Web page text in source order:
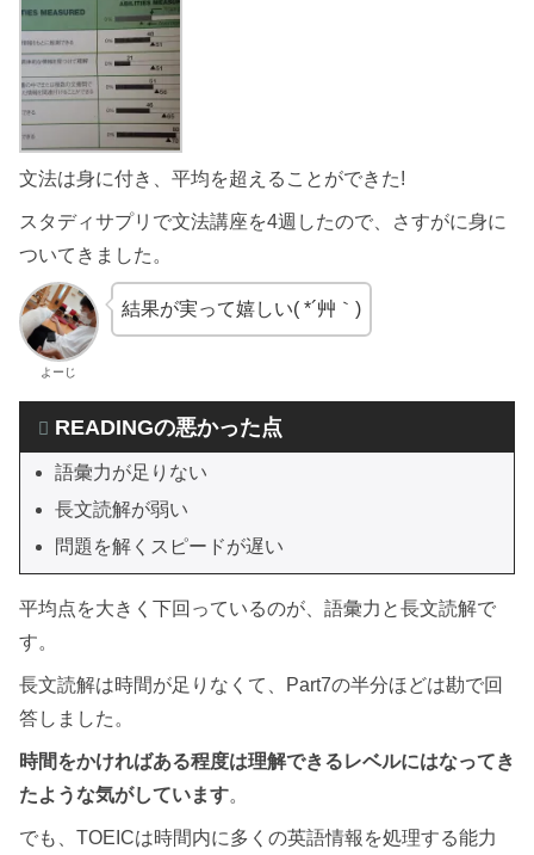
文法は身に付き、平均を超えることができた!
スタディサプリで文法講座を4週したので、さすがに身に
ついてきました。
よーじ
結果が実って嬉しい( *´艸｀)
READINGの悪かった点
語彙力が足りない
長文読解が弱い
問題を解くスピードが遅い
平均点を大きく下回っているのが、語彙力と長文読解で
す。
長文読解は時間が足りなくて、Part7の半分ほどは勘で回
答しました。
時間をかければある程度は理解できるレベルにはなってき
たような気がしています。
でも、TOEICは時間内に多くの英語情報を処理する能力